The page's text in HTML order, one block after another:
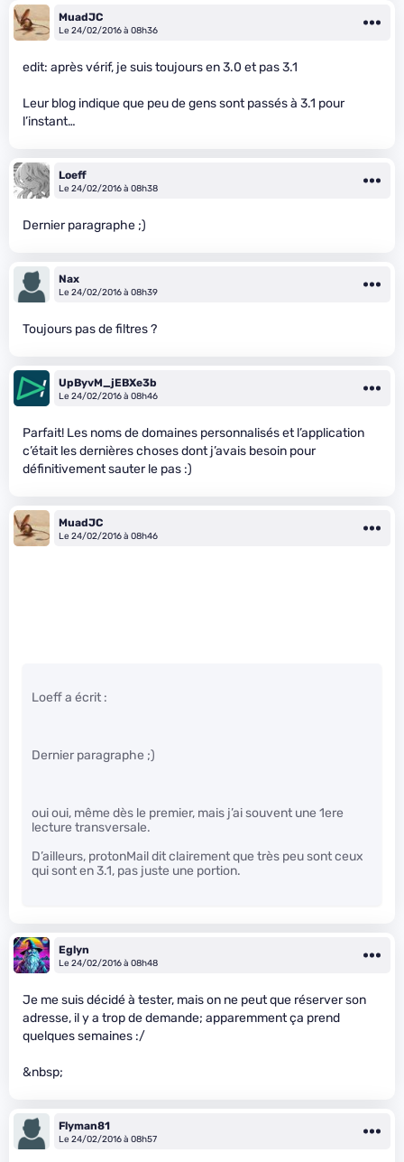
MuadJC
Le 24/02/2016 à 08h36
edit: après vérif, je suis toujours en 3.0 et pas 3.1
Leur blog indique que peu de gens sont passés à 3.1 pour
l’instant…
Loeff
Le 24/02/2016 à 08h38
Dernier paragraphe ;)
Nax
Le 24/02/2016 à 08h39
Toujours pas de filtres ?
UpByvM_jEBXe3b
Le 24/02/2016 à 08h46
Parfait! Les noms de domaines personnalisés et l’application
c’était les dernières choses dont j’avais besoin pour
définitivement sauter le pas :)
MuadJC
Le 24/02/2016 à 08h46
Loeff a écrit :
Dernier paragraphe ;)
oui oui, même dès le premier, mais j’ai souvent une 1ere
lecture transversale.
D’ailleurs, protonMail dit clairement que très peu sont ceux
qui sont en 3.1, pas juste une portion.
Eglyn
Le 24/02/2016 à 08h48
Je me suis décidé à tester, mais on ne peut que réserver son
adresse, il y a trop de demande; apparemment ça prend
quelques semaines :/
&nbsp;
Flyman81
Le 24/02/2016 à 08h57